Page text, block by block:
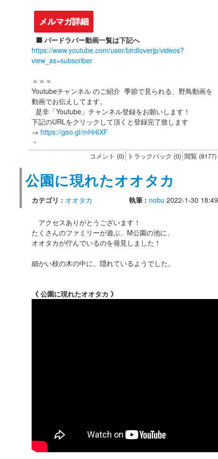
メルマガ詳細
⬛️ バードラバー動画一覧は下記へ
https://www.youtube.com/user/birdloverjp/videos?
view_as=subscriber
＝＝＝
Youtubeチャンネル のご紹介 季節で見られる、野鳥動画を
動画でお伝えしてます。
是非「Youtube」チャンネル登録をお願いします！
下記のURLをクリックして頂くと登録完了致します
→ https://goo.gl/mHr6XF
・
コメント (0) トラックバック (0) 閲覧 (8177)
公園に現れたオオタカ
カテゴリ : オオタカ 執筆 : nobu 2022-1-30 18:49
アクセスありがとうございます！
たくさんのファミリーが遊ぶ、M公園の池に、
オオタカが佇んでいるのを発見しました！
細かい枝の木の中に、隠れているようでした。
《 公園に現れたオオタカ 》